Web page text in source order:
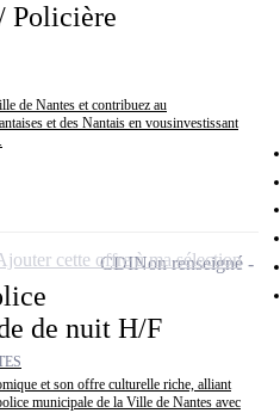
Policière
de Nantes et contribuez au
et des Nantais en vousinvestissant
de nuit H/F
et son offre culturelle riche, alliant
municipale de la Ville de Nantes avec
CDINon renseigné
cette offre à ma sélection